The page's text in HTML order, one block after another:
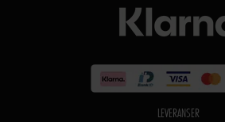
LEVERANSER